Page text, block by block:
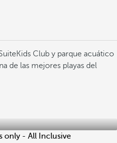
Kids Club y parque acuático
de las mejores playas del
only - All Inclusive